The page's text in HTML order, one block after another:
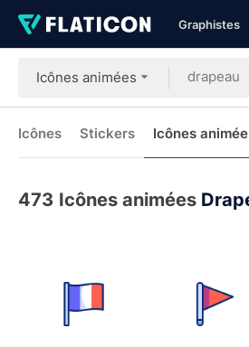
Graphistes
Icônes animées
Icônes Stickers Icônes
473 Icônes animées